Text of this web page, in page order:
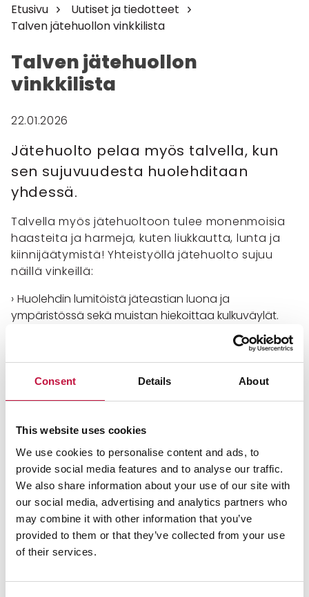
Consent Details About
This website uses cookies
We use cookies to personalise content and ads, to
provide social media features and to analyse our traffic.
We also share information about your use of our site with
our social media, advertising and analytics partners who
may combine it with other information that you’ve
provided to them or that they’ve collected from your use
of their services.
Etusivu
Uutiset ja tiedotteet
Talven jätehuollon vinkkilista
Talven jätehuollon
vinkkilista
22.01.2026
Jätehuolto pelaa myös talvella, kun
sen sujuvuudesta huolehditaan
yhdessä.
Talvella myös jätehuoltoon tulee monenmoisia
haasteita ja harmeja, kuten liukkautta, lunta ja
kiinnijäätymistä! Yhteistyöllä jätehuolto sujuu
näillä vinkeillä:
Huolehdin lumitöistä jäteastian luona ja
ympäristössä sekä muistan hiekoittaa kulkuväylät.
Varmistan, että ajoväylä on riittävän leveä jäte- tai
lieteautolle, jotta kuski pääsee tarpeeksi lähelle
astiaa tai säiliötä.
Tarvittaessa siirrän jäteastian talveksi isomman tien
varteen, ja ilmoitan siitä asiakaspalveluun.
biojätepussiin, sanomalehteen tai muuhun
paperipussiin.
Varmistan, ettei jäteastiaa ole pakattu liian täyteen
ja ettei jätteen joukossa ole nesteitä, jotka voisivat
jäätyä kiinni.
Tarvittaessa irrotan astian pohjalle jääneen jätteen
ja jätän sen säkissä jäteastian viereen.
Lajittelen jätteet ja laitan jäteastioihin vain niihin
Varmistan, että jäteastioissa on selkeät tarrat eri